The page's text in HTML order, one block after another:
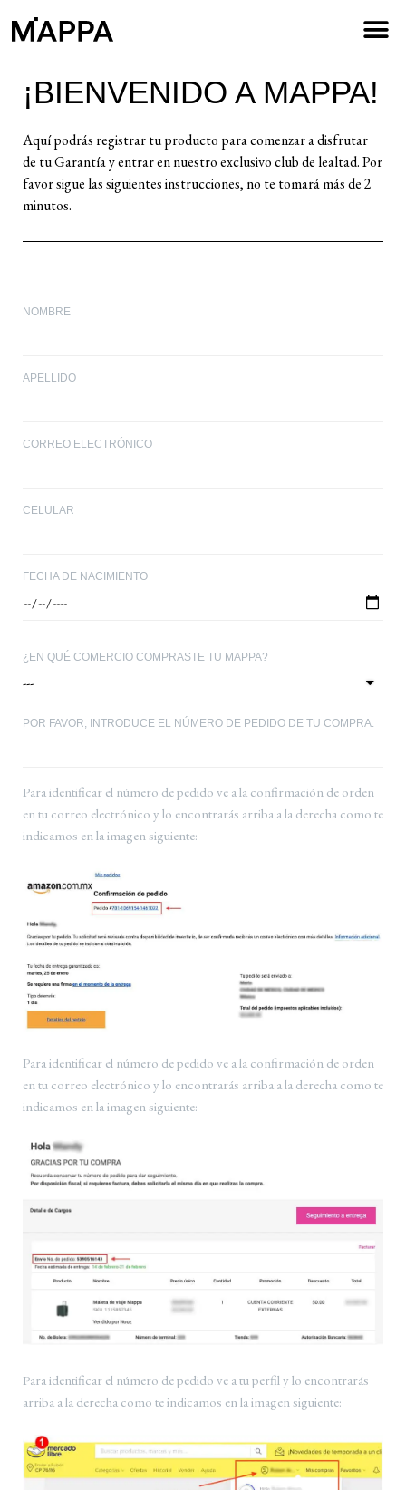
¡BIENVENIDO A MAPPA!
Aquí podrás registrar tu producto para comenzar a disfrutar
de tu Garantía y entrar en nuestro exclusivo club de lealtad. Por
favor sigue las siguientes instrucciones, no te tomará más de 2
minutos.
NOMBRE
APELLIDO
CORREO ELECTRÓNICO
CELULAR
FECHA DE NACIMIENTO
¿EN QUÉ COMERCIO COMPRASTE TU MAPPA?
POR FAVOR, INTRODUCE EL NÚMERO DE PEDIDO DE TU COMPRA:
Para identificar el número de pedido ve a la confirmación de orden
en tu correo electrónico y lo encontrarás arriba a la derecha como te
indicamos en la imagen siguiente:
Para identificar el número de pedido ve a la confirmación de orden
en tu correo electrónico y lo encontrarás arriba a la derecha como te
indicamos en la imagen siguiente:
Para identificar el número de pedido ve a tu perfil y lo encontrarás
arriba a la derecha como te indicamos en la imagen siguiente: